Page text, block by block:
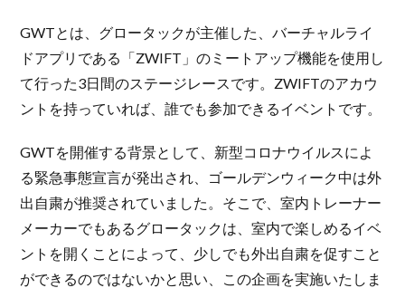
GWTとは、グロータックが主催した、バーチャルライ
ドアプリである「ZWIFT」のミートアップ機能を使用し
て行った3日間のステージレースです。ZWIFTのアカウ
ントを持っていれば、誰でも参加できるイベントです。
GWTを開催する背景として、新型コロナウイルスによ
る緊急事態宣言が発出され、ゴールデンウィーク中は外
出自粛が推奨されていました。そこで、室内トレーナー
メーカーでもあるグロータックは、室内で楽しめるイベ
ントを開くことによって、少しでも外出自粛を促すこと
ができるのではないかと思い、この企画を実施いたしま